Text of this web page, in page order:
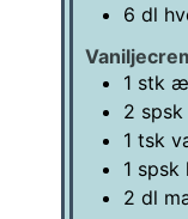
6 dl
1 stk
2 spsk
1 tsk
1 spsk
2 dl